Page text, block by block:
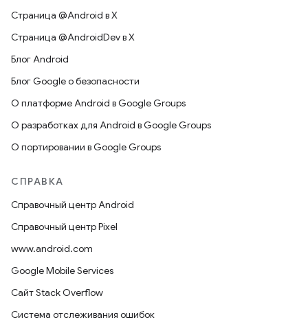
Страница @Android в X
Страница @AndroidDev в X
Блог Android
Блог Google о безопасности
О платформе Android в Google Groups
О разработках для Android в Google Groups
О портировании в Google Groups
СПРАВКА
Справочный центр Android
Справочный центр Pixel
www.android.com
Google Mobile Services
Сайт Stack Overflow
Система отслеживания ошибок